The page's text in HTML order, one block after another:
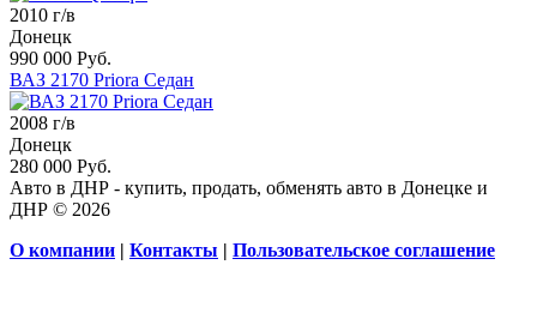
2010 г/в
Донецк
990 000 Руб.
ВАЗ 2170 Priora Седан
2008 г/в
Донецк
280 000 Руб.
Авто в ДНР - купить, продать, обменять авто в Донецке и
ДНР © 2026
О компании | Контакты | Пользовательское соглашение